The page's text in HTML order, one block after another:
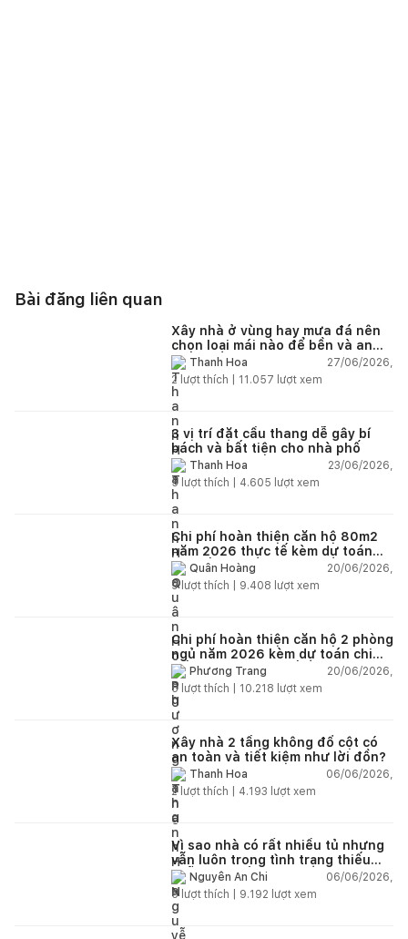
Bài đăng liên quan
Xây nhà ở vùng hay mưa đá nên
chọn loại mái nào để bền và an
toàn?Thanh Hoa
27/06/2026,
2 lượt thích | 11.057 lượt xem
3 vị trí đặt cầu thang dễ gây bí
bách và bất tiện cho nhà phố
Thanh Hoa
23/06/2026,
5 lượt thích | 4.605 lượt xem
Chi phí hoàn thiện căn hộ 80m2
năm 2026 thực tế kèm dự toán
chi tiết từng hạng mục
Quân Hoàng
20/06/2026,
9lượt thích | 9.408 lượt xem
Chi phí hoàn thiện căn hộ 2 phòng
ngủ năm 2026 kèm dự toán chi
tiết và ví dụ thực tế
Phương Trang
20/06/2026,
5 lượt thích | 10.218 lượt xem
Xây nhà 2 tầng không đổ cột có
an toàn và tiết kiệm như lời đồn?
Thanh Hoa
06/06/2026,
2lượt thích | 4.193 lượt xem
Vì sao nhà có rất nhiều tủ nhưng
vẫn luôn trong tình trạng thiếu
chỗ chứa đồ?
Nguyễn An Chi
06/06/2026,
5lượt thích | 9.192 lượt xem